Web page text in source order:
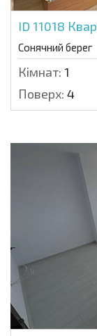
ID 11018
Сонячний берег
Кімнат: 1
Поверх: 4